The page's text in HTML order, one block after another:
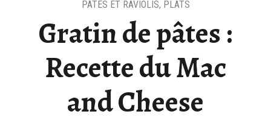
Gratin de pâtes :
Recette du Mac
and Cheese
PÂTES ET RAVIOLIS, PLATS